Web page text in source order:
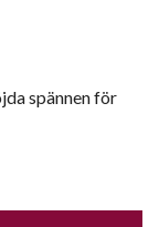
spännen för